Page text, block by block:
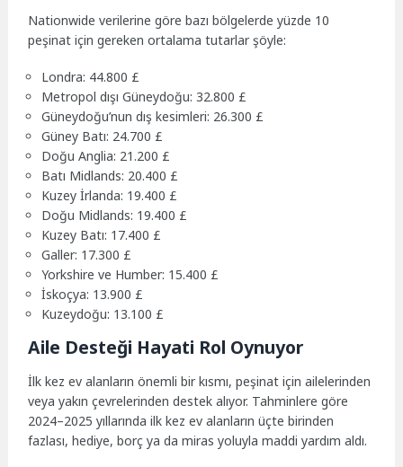
Nationwide verilerine göre bazı bölgelerde yüzde 10
peşinat için gereken ortalama tutarlar şöyle:
Londra: 44.800 £
Metropol dışı Güneydoğu: 32.800 £
Güneydoğu’nun dış kesimleri: 26.300 £
Güney Batı: 24.700 £
Doğu Anglia: 21.200 £
Batı Midlands: 20.400 £
Kuzey İrlanda: 19.400 £
Doğu Midlands: 19.400 £
Kuzey Batı: 17.400 £
Galler: 17.300 £
Yorkshire ve Humber: 15.400 £
İskoçya: 13.900 £
Kuzeydoğu: 13.100 £
Aile Desteği Hayati Rol Oynuyor
İlk kez ev alanların önemli bir kısmı, peşinat için ailelerinden
veya yakın çevrelerinden destek alıyor. Tahminlere göre
2024–2025 yıllarında ilk kez ev alanların üçte birinden
fazlası, hediye, borç ya da miras yoluyla maddi yardım aldı.